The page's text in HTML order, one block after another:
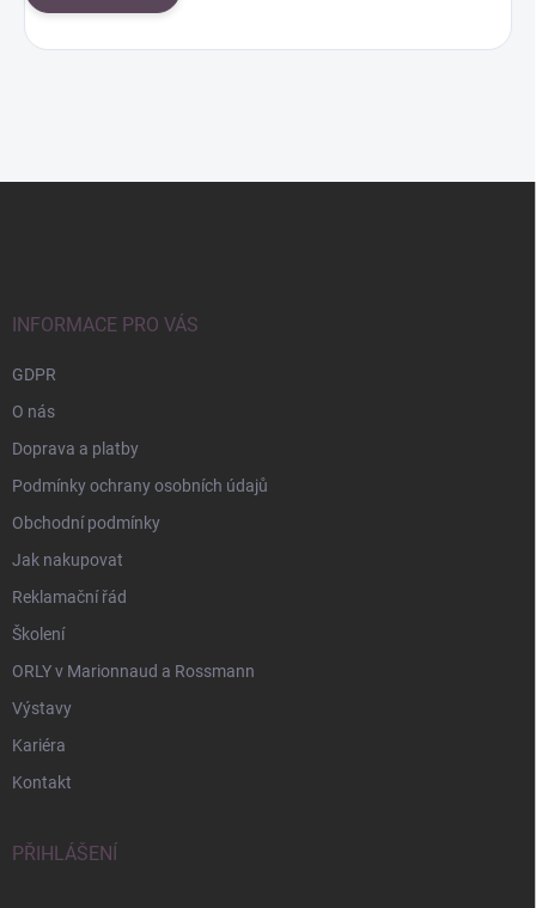
INFORMACE PRO VÁS
GDPR
O nás
Doprava a platby
Podmínky ochrany osobních údajů
Obchodní podmínky
Jak nakupovat
Reklamační řád
Školení
ORLY v Marionnaud a Rossmann
Výstavy
Kariéra
Kontakt
PŘIHLÁŠENÍ